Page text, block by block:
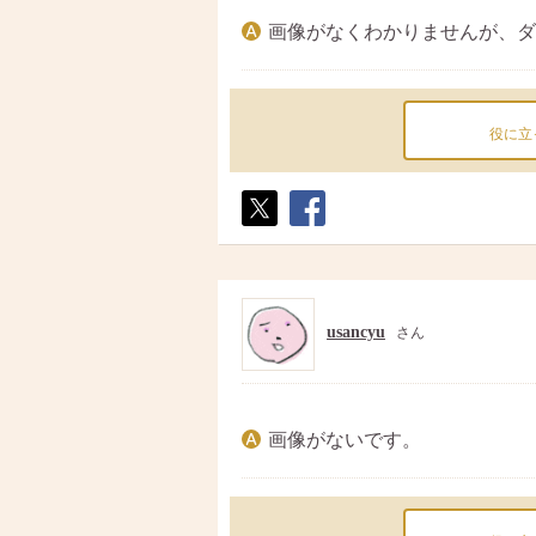
画像がなくわかりませんが、
役に立
ト
ア
usancyu さん
画像がないです。